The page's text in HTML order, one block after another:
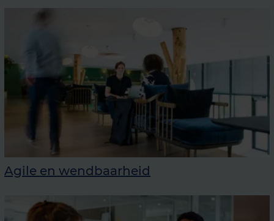
Agile en wendbaarheid